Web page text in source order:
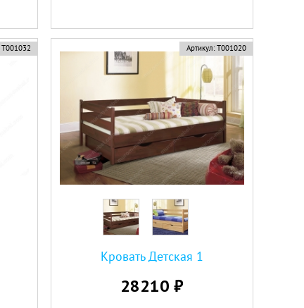
Т001032 Артикул: Т001020
Кровать Детская 1
28210 ₽